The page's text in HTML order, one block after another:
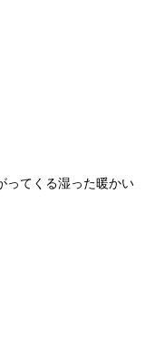
ってくる湿った暖かい